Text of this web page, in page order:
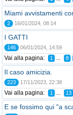
Miami avvistamenti
2 16/01/2024, 08:14
I GATTI
146 06/01/2024, 14:59
Vai alla pagina: 1 ... 8
Il caso amicizia.
223 17/11/2023, 22:38
Vai alla pagina: 1 ... 13
E se fossimo qui "a